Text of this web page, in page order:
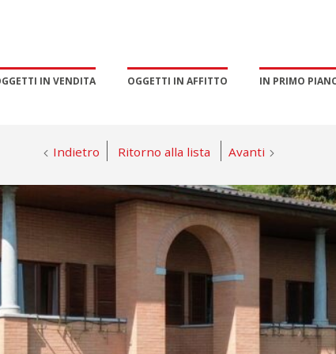
IN VENDITA OGGETTI IN AFFITTO IN PRIMO
PROMOZIONE E MARKETING
GESTIONE ESCLUSIVA
Indietro Ritorno alla lista Avanti